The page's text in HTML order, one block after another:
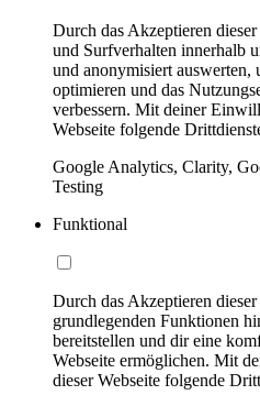
Durch das Akzeptieren
und Surfverhalten innerhalb
und anonymisiert auswerten,
optimieren und das
verbessern. Mit deiner
Webseite folgende
Google Analytics, Clarity,
Testing
Funktional
Durch das Akzeptieren
grundlegenden Funktionen
bereitstellen und dir eine
Webseite ermöglichen. Mit
dieser Webseite folgende